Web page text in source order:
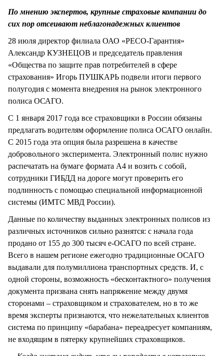
По мнению экспертов, крупные страховые компании до
сих пор отсеивают неблагонадежных клиентов
28 июля директор филиала ОАО «РЕСО-Гарантия»
Александр КУЗНЕЦОВ и председатель правления
«Общества по защите прав потребителей в сфере
страхования» Игорь ПУШКАРЬ подвели итоги первого
полугодия с момента внедрения на рынок электронного
полиса ОСАГО.
С 1 января 2017 года все страховщики в России обязаны
предлагать водителям оформление полиса ОСАГО онлайн.
С 2015 года эта опция была разрешена в качестве
добровольного эксперимента. Электронный полис нужно
распечатать на бумаге формата А4 и возить с собой,
сотрудники ГИБДД на дороге могут проверить его
подлинность с помощью специальной информационной
системы (ИМТС МВД России).
Данные по количеству выданных электронных полисов из
различных источников сильно разнятся: с начала года
продано от 155 до 300 тысяч е-ОСАГО по всей стране.
Всего в нашем регионе ежегодно традиционные ОСАГО
выдавали для полумиллиона транспортных средств. И, с
одной стороны, возможность «бесконтактного» получения
документа призвана снять напряжение между двумя
сторонами – страховщиком и страхователем, но в то же
время эксперты признаются, что нежелательных клиентов
система по принципу «барабана» переадресует компаниям,
не входящим в пятерку крупнейших страховщиков.